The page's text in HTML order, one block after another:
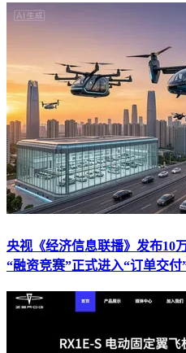
央视《经济信息联播》发布10
“融资竞赛”正式进入“订单交付